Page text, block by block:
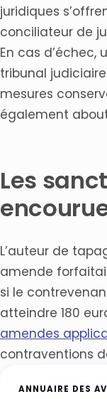
juridiques
conciliateur de
En cas
tribunal
mesures
également
Les
L’auteur de
amende
si le
atteindre 180
amendes
contraventions
ANNUAIRE DES